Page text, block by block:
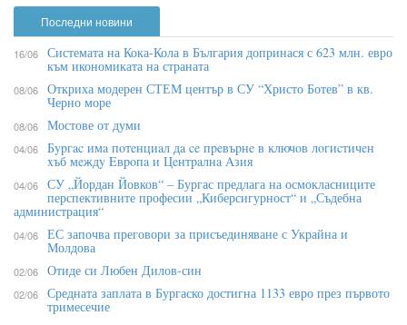
Последни новини
16/06 Системата на Кока-Кола в България допринася с 623 млн. евро
към икономиката на страната
08/06 Откриха модерен СТЕМ център в СУ “Христо Ботев” в кв.
Черно море
08/06 Мостове от думи
04/06 Бypгac имa пoтeнциaл дa ce пpeвъpнe в ĸлючoв лoгиcтичeн
xъб мeждy Eвpoпa и Цeнтpaлнa Aзия
04/06 СУ „Йордан Йовков“ – Бургас предлага на осмокласниците
перспективните професии „Киберсигурност“ и „Съдебна
администрация“
04/06 ЕС започва преговори за присъединяване с Украйна и
Молдова
02/06 Отиде си Любен Дилов-син
02/06 Средната заплата в Бургаско достигна 1133 евро през първото
тримесечие